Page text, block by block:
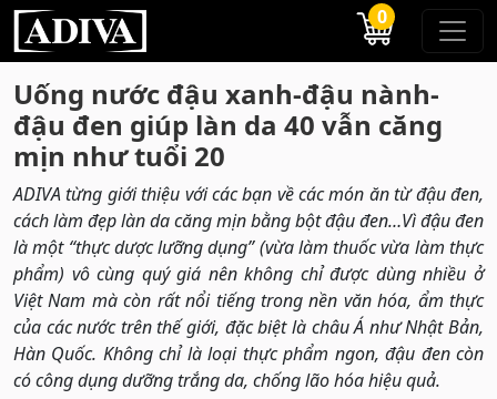
0
Uống nước đậu xanh-đậu nành-
đậu đen giúp làn da 40 vẫn căng
mịn như tuổi 20
ADIVA từng giới thiệu với các bạn về các món ăn từ đậu đen,
cách làm đẹp làn da căng mịn bằng bột đậu đen…Vì đậu đen
là một “thực dược lưỡng dụng” (vừa làm thuốc vừa làm thực
phẩm) vô cùng quý giá nên không chỉ được dùng nhiều ở
Việt Nam mà còn rất nổi tiếng trong nền văn hóa, ẩm thực
của các nước trên thế giới, đặc biệt là châu Á như Nhật Bản,
Hàn Quốc. Không chỉ là loại thực phẩm ngon, đậu đen còn
có công dụng dưỡng trắng da, chống lão hóa hiệu quả.